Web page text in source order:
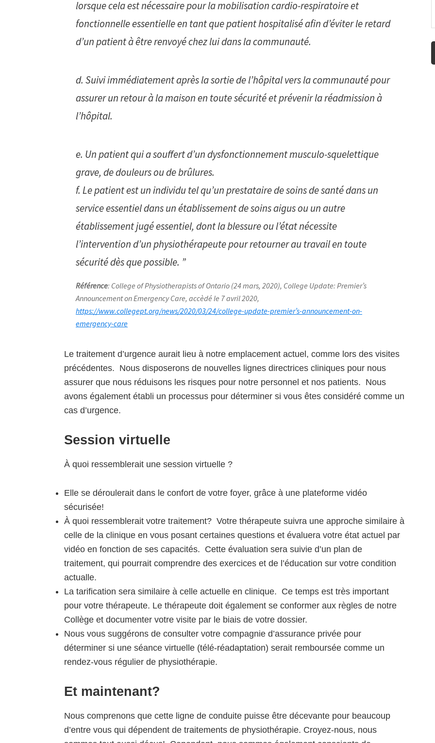
lorsque cela est nécessaire pour la mobilisation cardio-respiratoire et
fonctionnelle essentielle en tant que patient hospitalisé afin d’éviter le retard
d’un patient à être renvoyé chez lui dans la communauté.
d. Suivi immédiatement après la sortie de l’hôpital vers la communauté pour
assurer un retour à la maison en toute sécurité et prévenir la réadmission à
l’hôpital.
e. Un patient qui a souffert d’un dysfonctionnement musculo-squelettique
grave, de douleurs ou de brûlures.
f. Le patient est un individu tel qu’un prestataire de soins de santé dans un
service essentiel dans un établissement de soins aigus ou un autre
établissement jugé essentiel, dont la blessure ou l’état nécessite
l’intervention d’un physiothérapeute pour retourner au travail en toute
sécurité dès que possible. ”
Référence: College of Physiotherapists of Ontario (24 mars, 2020), College Update: Premier’s
Announcement on Emergency Care, accèdé le 7 avril 2020,
https://www.collegept.org/news/2020/03/24/college-update-premier’s-announcement-on-
emergency-care
Le traitement d’urgence aurait lieu à notre emplacement actuel, comme lors des visites
précédentes. Nous disposerons de nouvelles lignes directrices cliniques pour nous
assurer que nous réduisons les risques pour notre personnel et nos patients. Nous
avons également établi un processus pour déterminer si vous êtes considéré comme un
cas d’urgence.
Session virtuelle
À quoi ressemblerait une session virtuelle ?
Elle se déroulerait dans le confort de votre foyer, grâce à une plateforme vidéo
sécurisée!
À quoi ressemblerait votre traitement? Votre thérapeute suivra une approche similaire à
celle de la clinique en vous posant certaines questions et évaluera votre état actuel par
vidéo en fonction de ses capacités. Cette évaluation sera suivie d’un plan de
traitement, qui pourrait comprendre des exercices et de l’éducation sur votre condition
actualle.
La tarification sera similaire à celle actuelle en clinique. Ce temps est très important
pour votre thérapeute. Le thérapeute doit également se conformer aux règles de notre
Collège et documenter votre visite par le biais de votre dossier.
Nous vous suggérons de consulter votre compagnie d’assurance privée pour
déterminer si une séance virtuelle (télé-réadaptation) serait remboursée comme un
rendez-vous régulier de physiothérapie.
Et maintenant?
Nous comprenons que cette ligne de conduite puisse être décevante pour beaucoup
d’entre vous qui dépendent de traitements de physiothérapie. Croyez-nous, nous